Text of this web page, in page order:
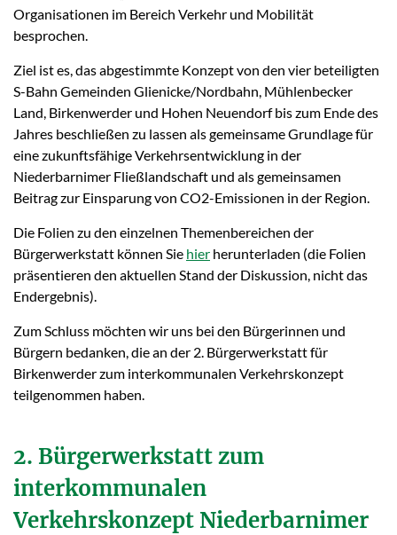
Organisationen im Bereich Verkehr und Mobilität
besprochen.
Ziel ist es, das abgestimmte Konzept von den vier beteiligten
S-Bahn Gemeinden Glienicke/Nordbahn, Mühlenbecker
Land, Birkenwerder und Hohen Neuendorf bis zum Ende des
Jahres beschließen zu lassen als gemeinsame Grundlage für
eine zukunftsfähige Verkehrsentwicklung in der
Niederbarnimer Fließlandschaft und als gemeinsamen
Beitrag zur Einsparung von CO2-Emissionen in der Region.
Die Folien zu den einzelnen Themenbereichen der
Bürgerwerkstatt können Sie hier herunterladen (die Folien
präsentieren den aktuellen Stand der Diskussion, nicht das
Endergebnis).
Zum Schluss möchten wir uns bei den Bürgerinnen und
Bürgern bedanken, die an der 2. Bürgerwerkstatt für
Birkenwerder zum interkommunalen Verkehrskonzept
teilgenommen haben.
2. Bürgerwerkstatt zum
interkommunalen
Verkehrskonzept Niederbarnimer